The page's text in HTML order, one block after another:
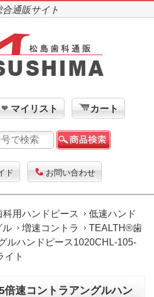
通販サイト
マイリスト カート
ド お問い合わせ
科用ハンドピース
低速ハンド
ル 増速コントラ
TEALTH®歯
ルハンドピース1020CHL-105-
イト
速コントラアングルハン